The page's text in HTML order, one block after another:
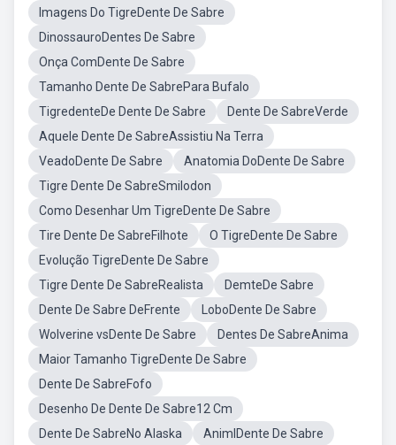
Imagens Do TigreDente De Sabre
DinossauroDentes De Sabre
Onça ComDente De Sabre
Tamanho Dente De SabrePara Bufalo
TigredenteDe Dente De Sabre
Dente De SabreVerde
Aquele Dente De SabreAssistiu Na Terra
VeadoDente De Sabre
Anatomia DoDente De Sabre
Tigre Dente De SabreSmilodon
Como Desenhar Um TigreDente De Sabre
Tire Dente De SabreFilhote
O TigreDente De Sabre
Evolução TigreDente De Sabre
Tigre Dente De SabreRealista
DemteDe Sabre
Dente De Sabre DeFrente
LoboDente De Sabre
Wolverine vsDente De Sabre
Dentes De SabreAnima
Maior Tamanho TigreDente De Sabre
Dente De SabreFofo
Desenho De Dente De Sabre12 Cm
Dente De SabreNo Alaska
AnimlDente De Sabre